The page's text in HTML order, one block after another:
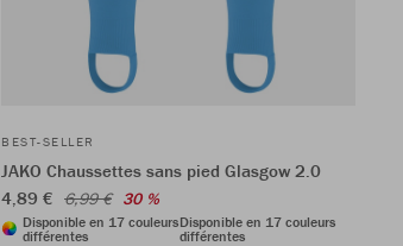
BEST-SELLER
JAKO Chaussettes sans pied Glasgow 2.0
4,89 € 6,99 € 30 %
Disponible en 17 couleurs
différentes
Disponible en 17 couleurs
différentes